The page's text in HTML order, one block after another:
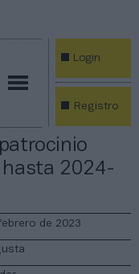
Login
Registro
hasta 2024-
de 2023